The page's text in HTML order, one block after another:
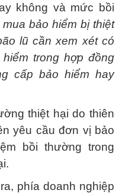
không và mức bồi
mua bảo hiểm bị thiệt
lũ cần xem xét có
trong hợp đồng
cấp bảo hiểm hay
thiệt hại do thiên
yêu cầu đơn vị bảo
bồi thường trong
phía doanh nghiệp